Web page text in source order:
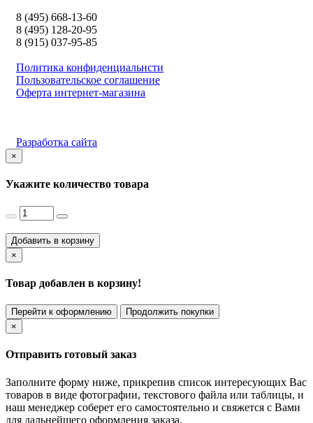
8 (495) 668-13-60
8 (495) 128-20-95
8 (915) 037-95-85
Политика конфиденциальнсти
Пользовательское соглашение
Оферта интернет-магазина
Разработка сайта
×
Укажите количество товара
Добавить в корзину
×
Товар добавлен в корзину!
Перейти к оформлению
Продолжить покупки
×
Отправить готовый заказ
Заполните форму ниже, прикрепив список интересующих Вас
товаров в виде фотографии, текстового файла или таблицы, и
наш менеджер соберет его самостоятельно и свяжется с Вами
для дальнейшего оформления заказа.